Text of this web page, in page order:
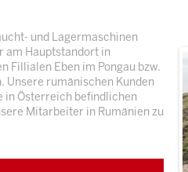
und Lagermaschinen
am Hauptstandort in
Fillialen Eben im Pongau bzw.
Unsere rumänischen Kunden
in Österreich befindlichen
Mitarbeiter in Rumänien zu